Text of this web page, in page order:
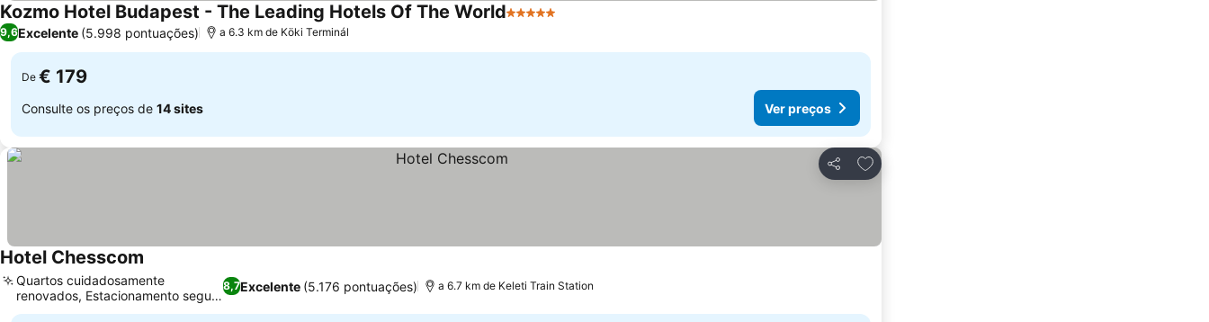
Kozmo Hotel Budapest - The Leading Hotels Of The World5 Estrelas
9,6Excelente (5.998 pontuações) a 6.3 km de Köki Terminál
De € 179
Consulte os preços de 14 sites Ver preços
Partilhar
Adicionar aos favoritos
Hotel Chesscom
8,7Excelente (5.176 pontuações)
Quartos cuidadosamente
renovados, Estacionamento seguro
no local
a 6.7 km de Keleti Train Station